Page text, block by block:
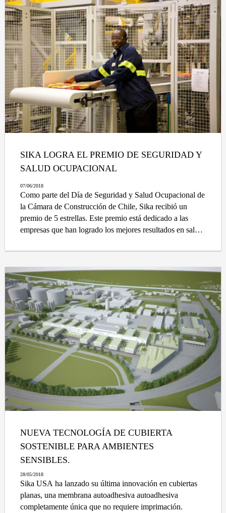
SIKA LOGRA EL PREMIO DE SEGURIDAD Y
SALUD OCUPACIONAL
07/06/2018
Como parte del Día de Seguridad y Salud Ocupacional de
la Cámara de Construcción de Chile, Sika recibió un
premio de 5 estrellas. Este premio está dedicado a las
empresas que han logrado los mejores resultados en salud
NUEVA TECNOLOGÍA DE CUBIERTA
SOSTENIBLE PARA AMBIENTES
SENSIBLES.
28/05/2018
Sika USA ha lanzado su última innovación en cubiertas
planas, una membrana autoadhesiva autoadhesiva
completamente única que no requiere imprimación.